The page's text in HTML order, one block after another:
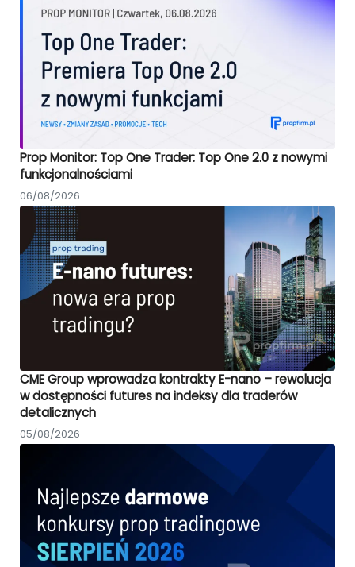
Prop Monitor: Top One Trader: Top One 2.0 z nowymi
funkcjonalnościami
06/08/2026
CME Group wprowadza kontrakty E-nano – rewolucja
w dostępności futures na indeksy dla traderów
detalicznych
05/08/2026